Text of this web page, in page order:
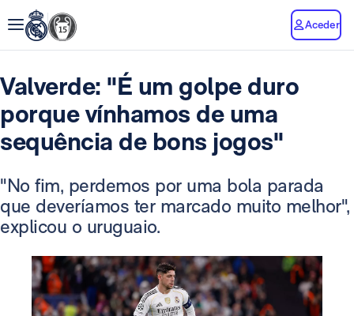
Aceder
Valverde: "É um golpe duro
porque vínhamos de uma
sequência de bons jogos"
"No fim, perdemos por uma bola parada
que deveríamos ter marcado muito melhor",
explicou o uruguaio.